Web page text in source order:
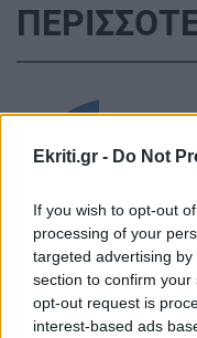
Ekriti.gr - Do Not
If you wish to opt-out
processing of your
targeted advertising
section to confirm
opt-out request is
interest-based ads
θεατρική
Γιώργος
Αυγούστου
ΚΡΗΤΗ
Μεγάλες πληγές
Πάνω από 57.000
γεμάτα